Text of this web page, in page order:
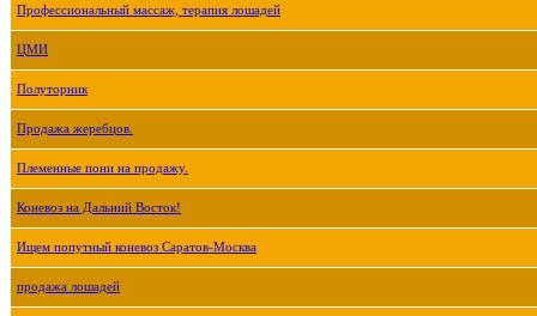
Профессиональный массаж, терапия лошадей
ЦМИ
Полуторник
Продажа жеребцов.
Племенные пони на продажу.
Коневоз на Дальний Восток!
Ищем попутный коневоз Саратов-Москва
продажа лошадей